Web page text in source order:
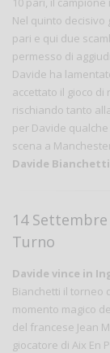
Nel quinto decisivo
pari e qui due
permesso di
Davide ha
accettato il gioco
rischiando tanto
per Davide
scena a
Davide Bianchetti
14 Settembre
Turno
Davide vince in
Bianchetti il torneo
momento magico
del francese Jean
giocatore di Aix En